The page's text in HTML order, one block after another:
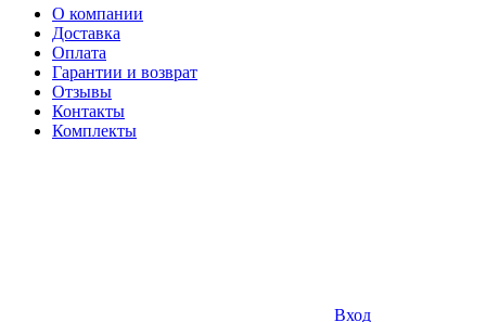
О компании
Доставка
Оплата
Гарантии и возврат
Отзывы
Контакты
Комплекты
Вход